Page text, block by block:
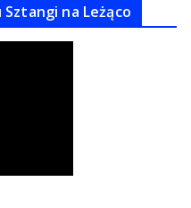
na Leżąco